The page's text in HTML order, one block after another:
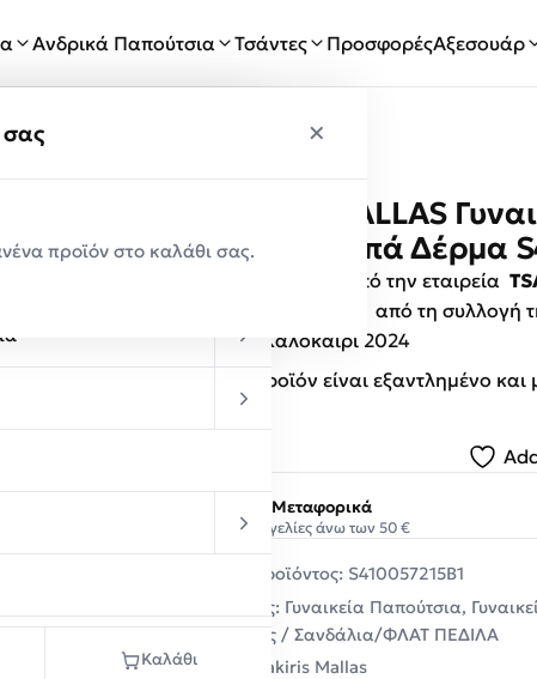
Ανδρικά Παπούτσια Τσάντες ΠροσφορέςΑξεσουάρ
Καλάθι
σας ×
προϊόν στο καλάθι σας.
TSAKIRIS MALLAS
100-572 Ταμπά Δέρμα
Γυναικεία πέδιλα, από την εταιρεία
από τη συλλογή
Άνοιξη – Καλοκαίρι 2024
Αυτό το προϊόν είναι εξαντλημένο
Δωρεάν Μεταφορικά
Σε παραγγελίες άνω των 50 €
Κωδικός προϊόντος: S410057215B1
Κατηγορίες: Γυναικεία Παπούτσια,
Σαγιονάρες / Σανδάλια/ΦΛΑΤ ΠΕΔΙΛΑ
Μάρκα:
Tsakiris Mallas